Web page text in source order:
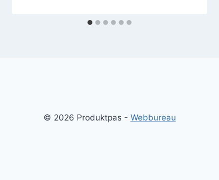
© 2026 Produktpas - Webbureau